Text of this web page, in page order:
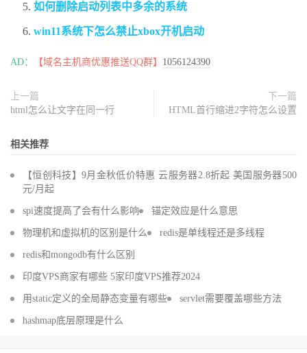
如何删除启动列表中多余的系统
win11系统下怎么禁止xbox开机启动
AD： 【域名主机商优惠推送QQ群】 1056124390
上一篇
html怎么让文字在同一行
下一篇
HTML首行缩进2字符怎么设置
相关推荐
【恒创科技】9月金秋低价特惠 云服务器2.8折起 美国服务器500
元/月起
spi速度提高了会有什么影响 锚定效应是什么意思
物理机和虚拟机的区别是什么 redis是单线程还是多线程
redis和mongodb有什么区别
印度VPS商家有哪些 5家印度VPS推荐2024
用static定义的全局静态变量有哪些 servlet需要覆盖哪些方法
hashmap底层原理是什么